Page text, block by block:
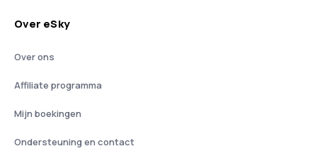
Over eSky
Over ons
Affiliate programma
Mijn boekingen
Ondersteuning en contact